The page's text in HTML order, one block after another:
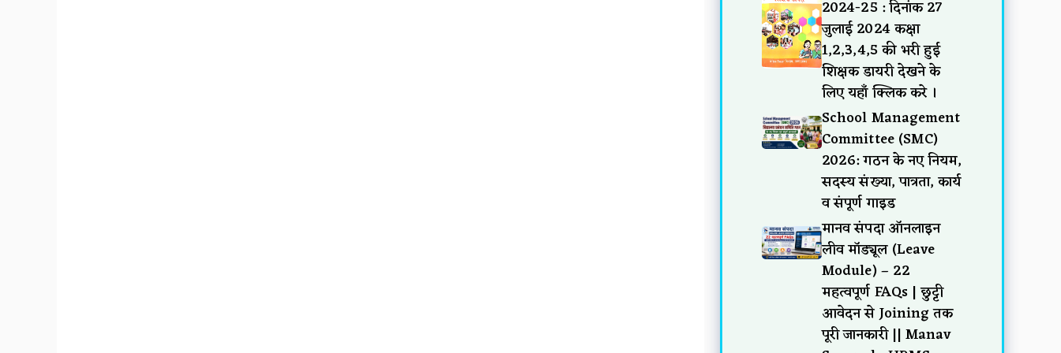
2024-25 : दिनांक 27
जुलाई 2024 कक्षा
1,2,3,4,5 की भरी हुई
शिक्षक डायरी देखने के
लिए यहाँ क्लिक करे ।
School Management
Committee (SMC)
2026: गठन के नए नियम,
सदस्य संख्या, पात्रता, कार्य
व संपूर्ण गाइड
मानव संपदा ऑनलाइन
लीव मॉड्यूल (Leave
Module) – 22
महत्वपूर्ण FAQs | छुट्टी
आवेदन से Joining तक
पूरी जानकारी || Manav